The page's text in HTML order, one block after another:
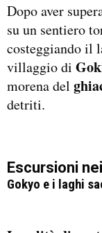
Dopo aver
su un sentiero
costeggiando il
villaggio di
morena del
detriti.
Escursioni
Gokyo e i laghi